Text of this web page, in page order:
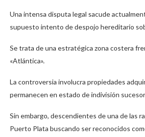
Una intensa disputa legal sacude
supuesto intento de despojo hereditario
Se trata de una estratégica zona costera
«Atlántica».
La controversia involucra propiedades
permanecen en estado de indivisión
Sin embargo, descendientes de una de las
Puerto Plata buscando ser reconocidos